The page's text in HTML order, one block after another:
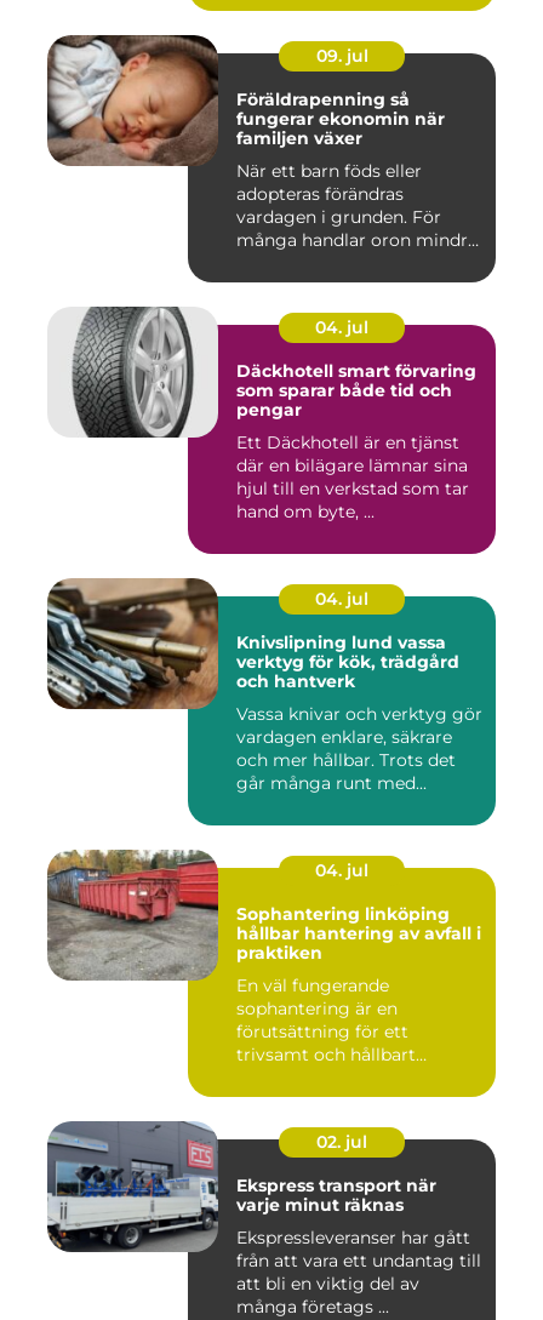
09. jul
Föräldrapenning så
fungerar ekonomin när
familjen växer
När ett barn föds eller
adopteras förändras
vardagen i grunden. För
många handlar oron mindre
04. jul
Däckhotell smart förvaring
som sparar både tid och
pengar
Ett Däckhotell är en tjänst
där en bilägare lämnar sina
hjul till en verkstad som tar
hand om byte, ...
04. jul
Knivslipning lund vassa
verktyg för kök, trädgård
och hantverk
Vassa knivar och verktyg gör
vardagen enklare, säkrare
och mer hållbar. Trots det
går många runt med...
04. jul
Sophantering linköping
hållbar hantering av avfall i
praktiken
En väl fungerande
sophantering är en
förutsättning för ett
trivsamt och hållbart
02. jul
Ekspress transport när
varje minut räknas
Ekspressleveranser har gått
från att vara ett undantag till
att bli en viktig del av
många företags ...